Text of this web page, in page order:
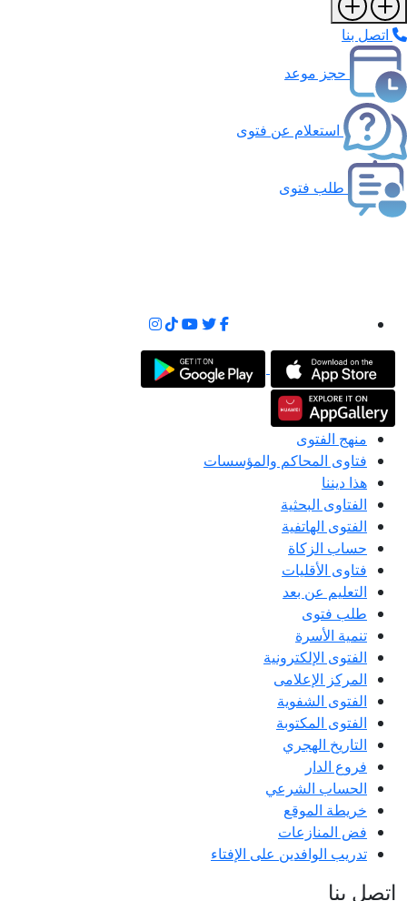
اتصل بنا
حجز موعد
استعلام عن فتوى
طلب فتوى
منهج الفتوى
فتاوى المحاكم والمؤسسات
هذا ديننا
الفتاوى البحثية
الفتوى الهاتفية
حساب الزكاة
فتاوى الأقليات
التعليم عن بعد
طلب فتوى
تنمية الأسرة
الفتوى الإلكترونية
المركز الإعلامى
الفتوى الشفوية
الفتوى المكتوبة
التاريخ الهجري
فروع الدار
الحساب الشرعي
خريطة الموقع
فض المنازعات
تدريب الوافدين على الإفتاء
اتصل بنا